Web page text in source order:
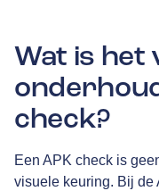
Wat is het
check?
Een APK check is
visuele keuring. Bij de